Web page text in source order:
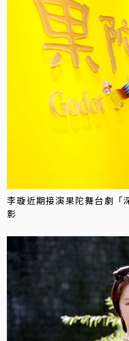
李璇近期接演果陀舞台劇「
影